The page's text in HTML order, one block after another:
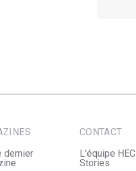
dernier
CONTACT
L'équipe HEC
Stories